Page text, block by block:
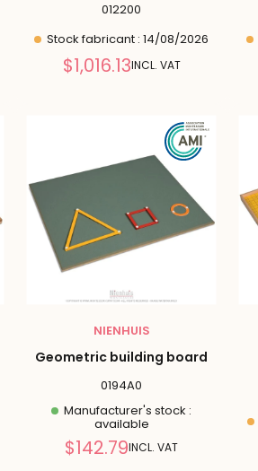
012200
Stock fabricant : 14/08/2026
Reduced
$1,016.13INCL. VAT
NIENHUIS
Geometric building board
0194A0
Manufacturer's stock :
available
Reduced
$142.79INCL. VAT